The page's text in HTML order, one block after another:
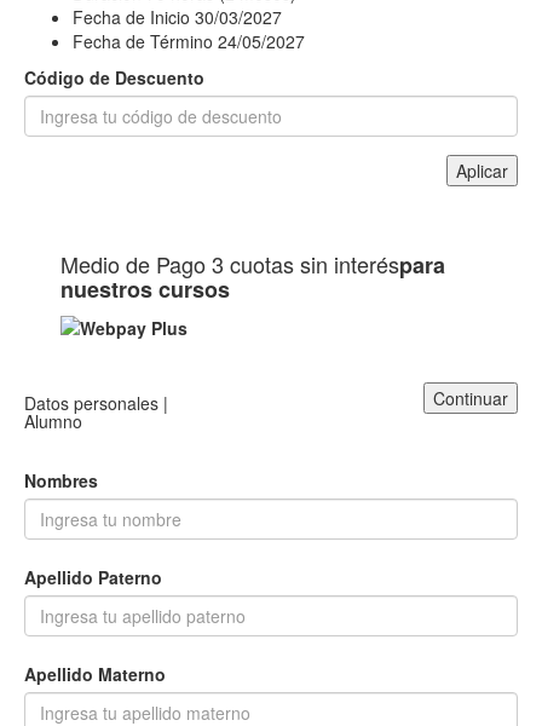
Fecha de Inicio 30/03/2027
Fecha de Término 24/05/2027
Código de Descuento
Aplicar
Medio de Pago 3 cuotas sin interéspara
nuestros cursos
Continuar
Datos personales |
Alumno
Nombres
Apellido Paterno
Apellido Materno